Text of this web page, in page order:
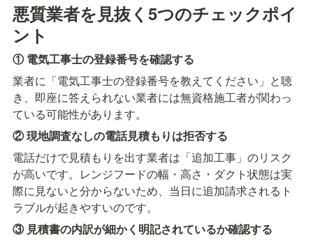
悪質業者を見抜く5つのチェックポイ
ント
① 電気工事士の登録番号を確認する
業者に「電気工事士の登録番号を教えてください」と聴
き、即座に答えられない業者には無資格施工者が関わっ
ている可能性があります。
② 現地調査なしの電話見積もりは拒否する
電話だけで見積もりを出す業者は「追加工事」のリスク
が高いです。レンジフードの幅・高さ・ダクト状態は実
際に見ないと分からないため、当日に追加請求されるト
ラブルが起きやすいのです。
③ 見積書の内訳が細かく明記されているか確認する